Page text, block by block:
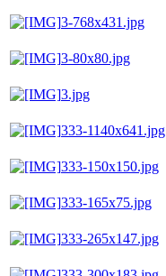
3-768x431.jpg
3-80x80.jpg
3.jpg
333-1140x641.jpg
333-150x150.jpg
333-165x75.jpg
333-265x147.jpg